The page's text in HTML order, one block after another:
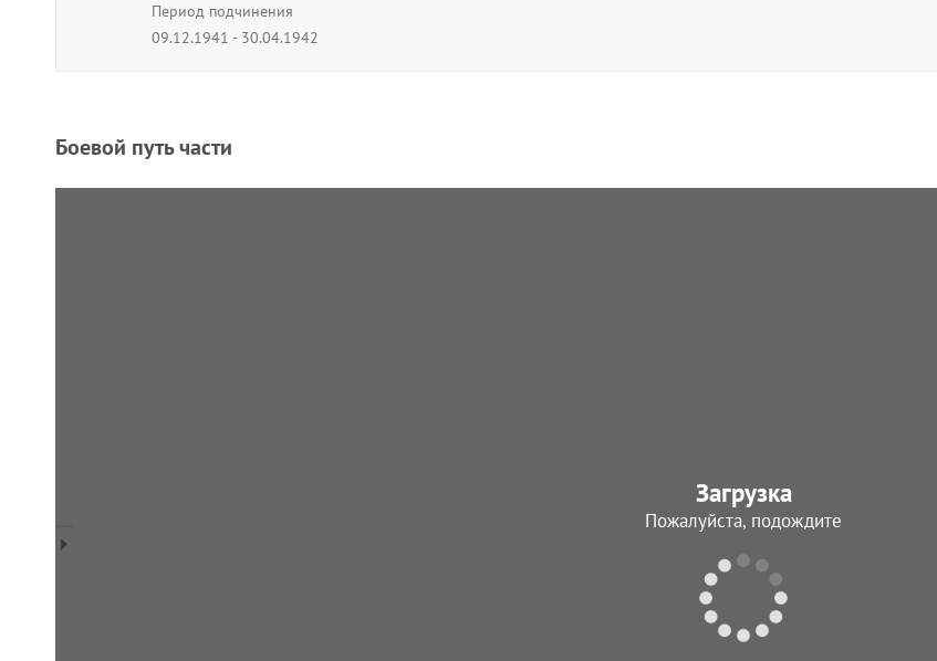
Период подчинения
09.12.1941 - 30.04.1942
Боевой путь части
Загрузка
Пожалуйста, подождите